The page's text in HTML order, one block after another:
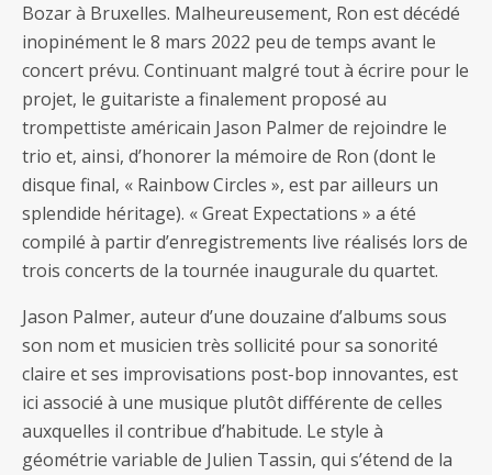
Bozar à Bruxelles. Malheureusement, Ron est décédé
inopinément le 8 mars 2022 peu de temps avant le
concert prévu. Continuant malgré tout à écrire pour le
projet, le guitariste a finalement proposé au
trompettiste américain Jason Palmer de rejoindre le
trio et, ainsi, d’honorer la mémoire de Ron (dont le
disque final, « Rainbow Circles », est par ailleurs un
splendide héritage). « Great Expectations » a été
compilé à partir d’enregistrements live réalisés lors de
trois concerts de la tournée inaugurale du quartet.
Jason Palmer, auteur d’une douzaine d’albums sous
son nom et musicien très sollicité pour sa sonorité
claire et ses improvisations post-bop innovantes, est
ici associé à une musique plutôt différente de celles
auxquelles il contribue d’habitude. Le style à
géométrie variable de Julien Tassin, qui s’étend de la